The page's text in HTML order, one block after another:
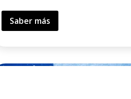
Saber más